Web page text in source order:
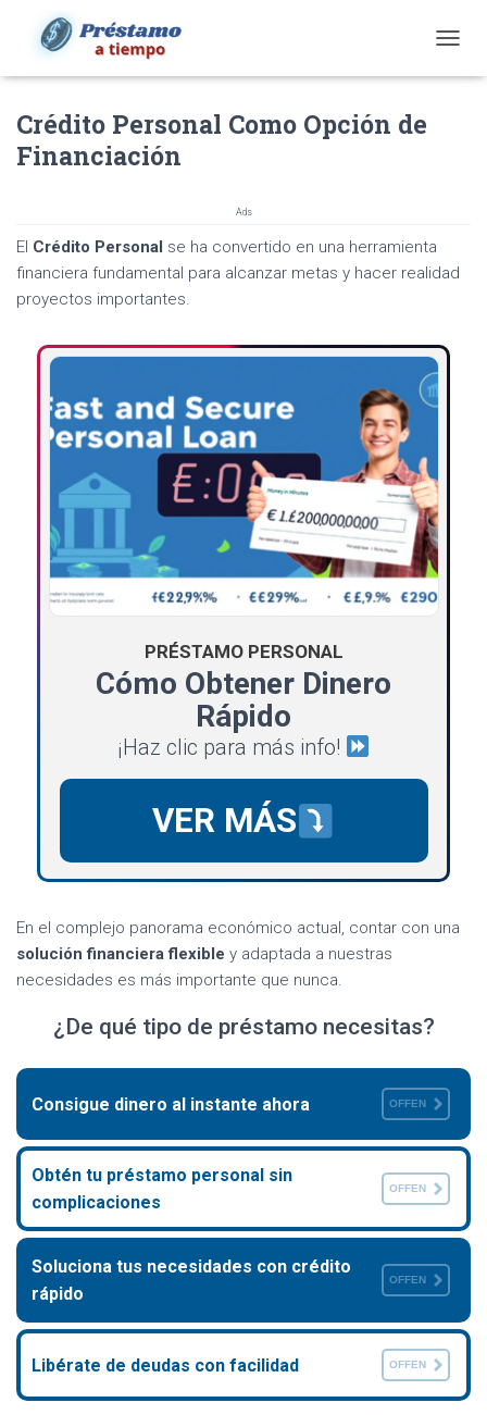
O
A
Crédito Personal Como Opción de
Financiación
Ads
El Crédito Personal se ha convertido en una herramienta
financiera fundamental para alcanzar metas y hacer realidad
proyectos importantes.
PRÉSTAMO PERSONAL
Cómo Obtener Dinero
Rápido
¡Haz clic para más info!
VER MÁS
En el complejo panorama económico actual, contar con una
solución financiera flexible y adaptada a nuestras
necesidades es más importante que nunca.
¿De qué tipo de préstamo necesitas?
Consigue dinero al instante ahora OFFEN
Obtén tu préstamo personal sin
complicaciones
OFFEN
Soluciona tus necesidades con crédito
rápido
OFFEN
Libérate de deudas con facilidad OFFEN